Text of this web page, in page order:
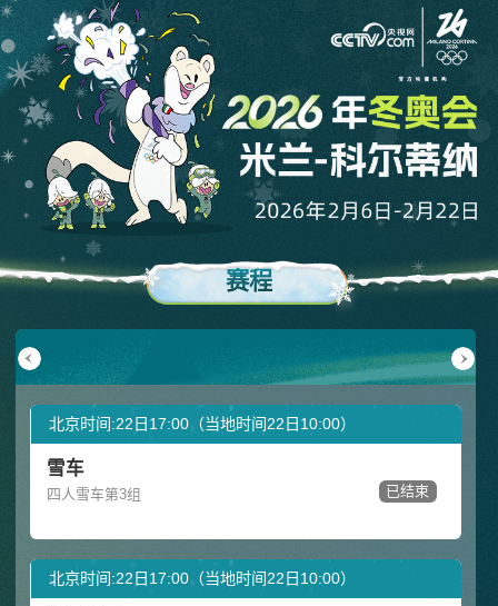
赛程
17日
周三
周六
02月22日
周日
北京时间:22日17:00（当地时间22日10:00）
雪车
四人雪车第3组 已结束
北京时间:22日17:00（当地时间22日10:00）